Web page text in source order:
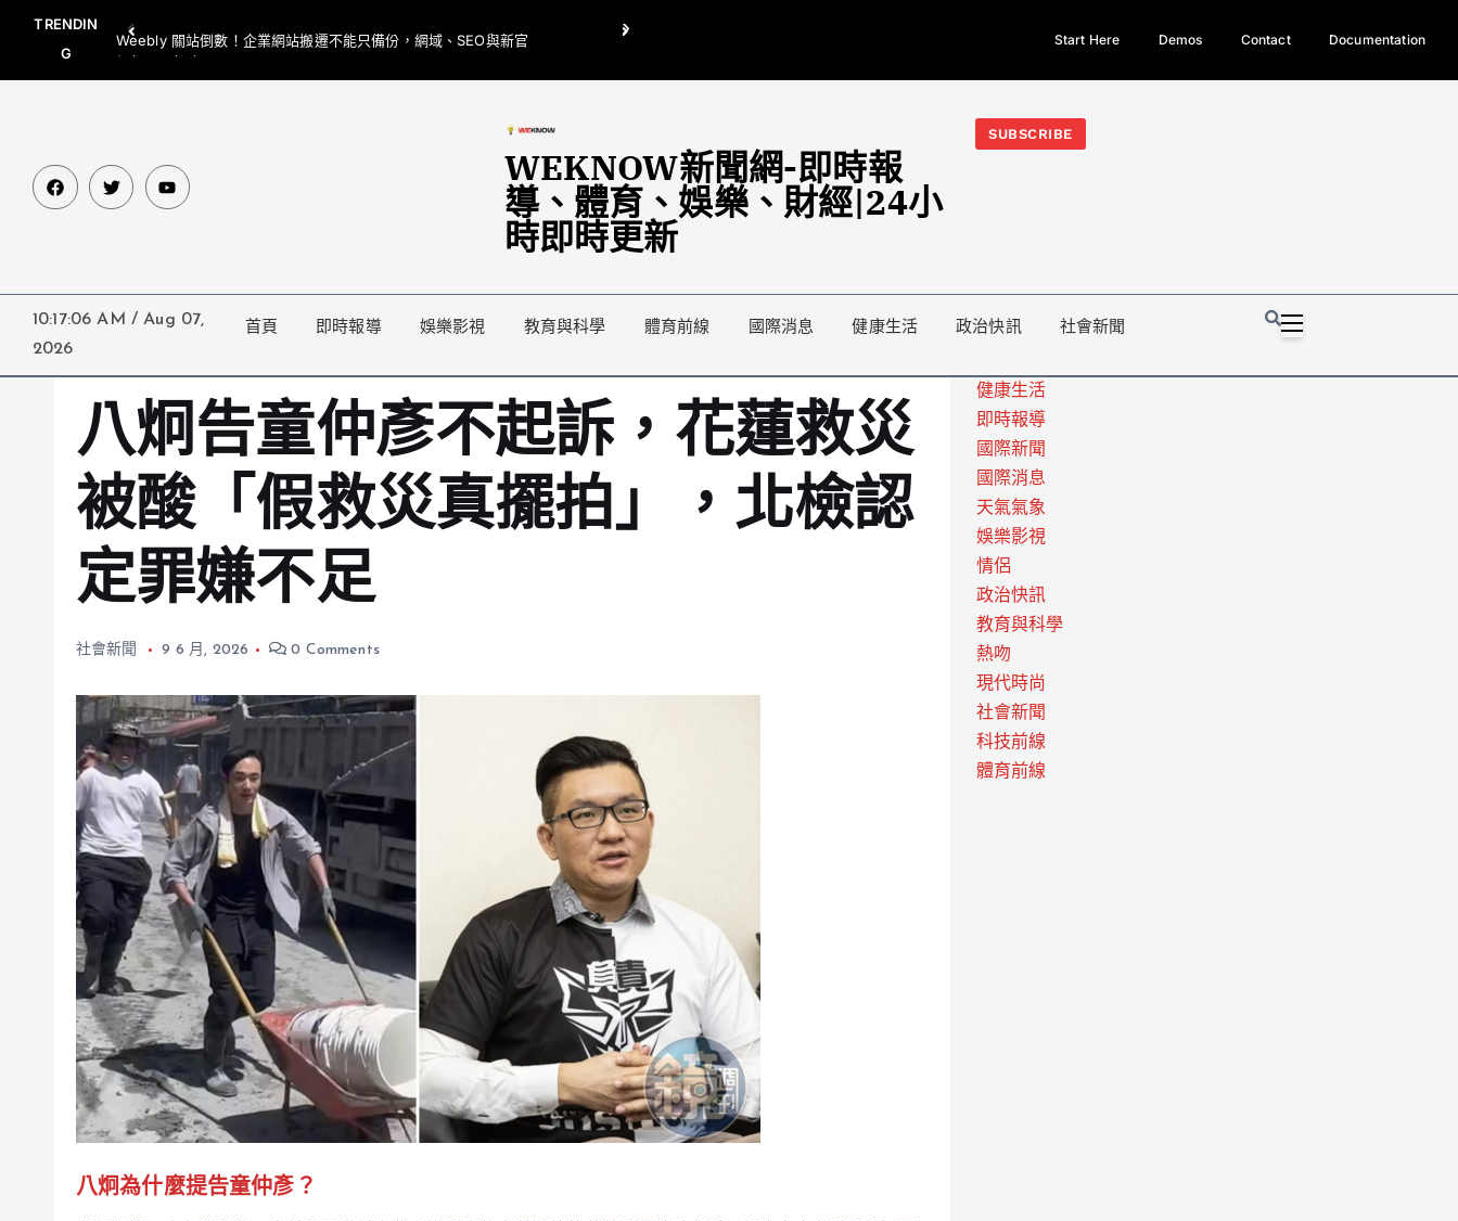
TRENDIN
G
Weebly 關站倒數！企業網站搬遷不能只備份，網域、SEO與新官
網都要一起處理
翁曉玲喊刪陸委會1295萬媒宣費惹議 梁文傑回「只能靠嘴巴」
今日熱門新聞TOP3｜西拉雅族正式成第17個原住民族、立院電競
光電場回
Start Here Demos Contact Documentation
WEKNOW新聞網-即時報
導、體育、娛樂、財經|24小
時即時更新
SUBSCRIBE
10:17:07 AM / Aug 07,
2026
首頁 即時報導 娛樂影視 教育與科學 體育前線 國際消息 健康生活 政治快訊 社會新聞
八炯告童仲彥不起訴，花蓮救災
被酸「假救災真擺拍」，北檢認
定罪嫌不足
社會新聞 9 6 月, 2026 0 Comments
八炯為什麼提告童仲彥？
健康生活
即時報導
國際新聞
國際消息
天氣氣象
娛樂影視
情侶
政治快訊
教育與科學
熱吻
現代時尚
社會新聞
科技前線
體育前線